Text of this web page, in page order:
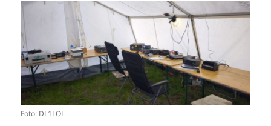
Foto: DL1LOL